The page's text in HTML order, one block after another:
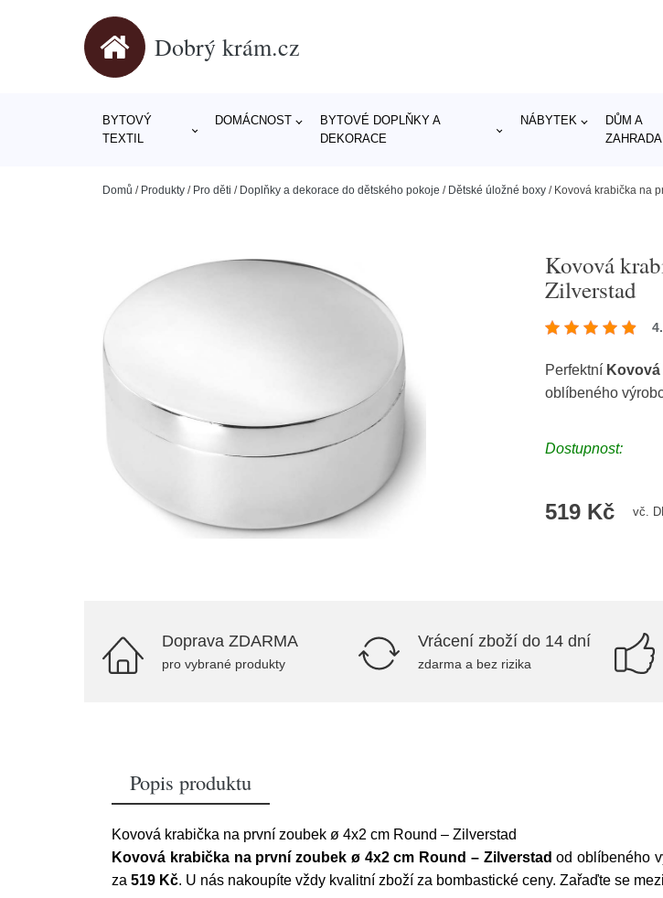
Dobrý krám.cz
BYTOVÝ
TEXTIL
DOMÁCNOST
BYTOVÉ DOPLŇKY A
DEKORACE
NÁBYTEK
DŮM A
ZAHRADA
Domů / Produkty / Pro děti / Doplňky a dekorace do dětského pokoje / Dětské úložné boxy / Kovová krabička na
Kovová
Zilverstad
Perfektní
oblíbeného
Dostupnost:
519 Kč vč.
Doprava ZDARMA
pro vybrané produkty
Vrácení zboží do 14 dní
zdarma a bez rizika
Popis produktu
Kovová krabička na první zoubek ø 4x2 cm Round – Zilverstad
Kovová krabička na první zoubek ø 4x2 cm Round – Zilverstad od oblíbeného
za 519 Kč. U nás nakoupíte vždy kvalitní zboží za bombastické ceny. Zařaďte se